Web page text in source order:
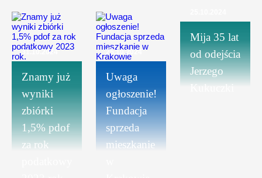
31.10.2024
Znamy już
wyniki
zbiórki
1,5% pdof
za rok
25.10.2024
Uwaga
ogłoszenie!
Fundacja
sprzeda
mieszkanie
Mija 35 lat
od odejścia
Jerzego
Kukuczki